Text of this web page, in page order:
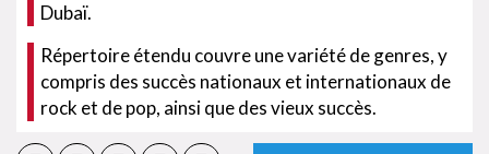
Dubaï.
Répertoire étendu couvre une variété de genres, y
compris des succès nationaux et internationaux de
rock et de pop, ainsi que des vieux succès.